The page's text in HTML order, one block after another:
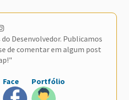
do Desenvolvedor. Publicamos
de comentar em algum post
Face Portfólio